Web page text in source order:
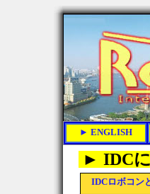
► IDC
IDCロボコン